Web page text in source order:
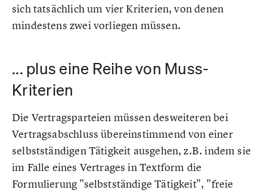
sich tatsächlich um vier Kriterien, von denen
mindestens zwei vorliegen müssen.
... plus eine Reihe von Muss-
Kriterien
Die Vertragsparteien müssen desweiteren bei
Vertragsabschluss übereinstimmend von einer
selbstständigen Tätigkeit ausgehen, z.B. indem sie
im Falle eines Vertrages in Textform die
Formulierung "selbstständige Tätigkeit", "freie